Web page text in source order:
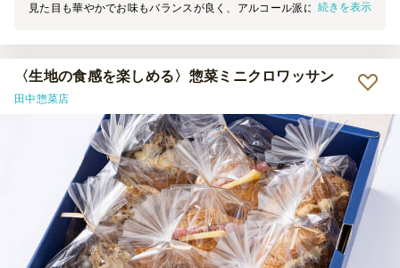
見た目も華やかでお味もバランスが良く、アルコール派にもノンアル
けのお手軽さなのに毎回皆さんに褒められています。
続きを表示
〈生地の食感を楽しめる〉惣菜ミニクロワッサン
田中惣菜店